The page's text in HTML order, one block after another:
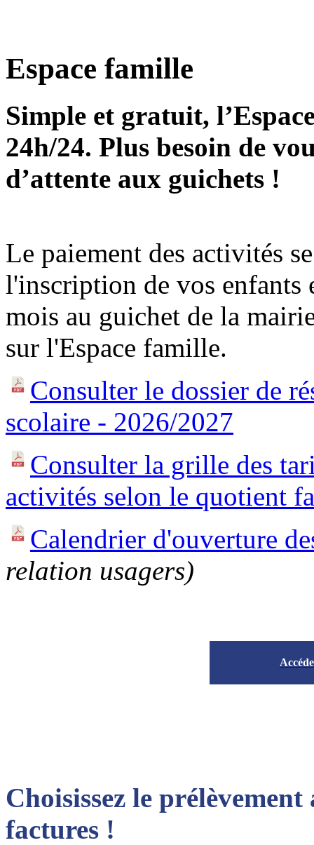
Espace famille
Simple et gratuit,
24h/24. Plus besoin de
d’attente aux guichets !
Le paiement des activités
l'inscription de vos enfants
mois au guichet de la
sur l'Espace famille.
Consulter le dossier de
scolaire - 2026/2027
Consulter la grille des
activités selon le quotient
Calendrier d'ouverture
relation usagers)
Choisissez le
factures !